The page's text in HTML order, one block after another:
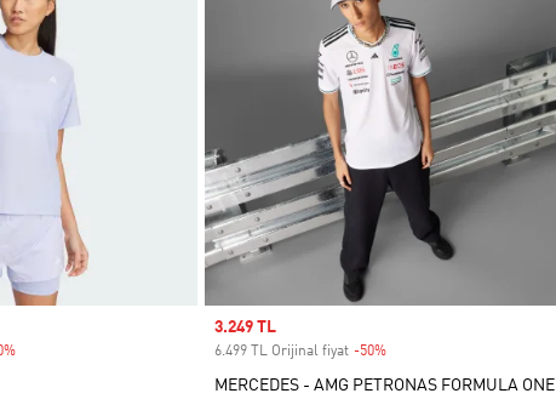
Sale price
3.249 TL
6.499 TL Orijinal fiyat -50%Discount
MERCEDES - AMG PETRONAS FORMULA ONE